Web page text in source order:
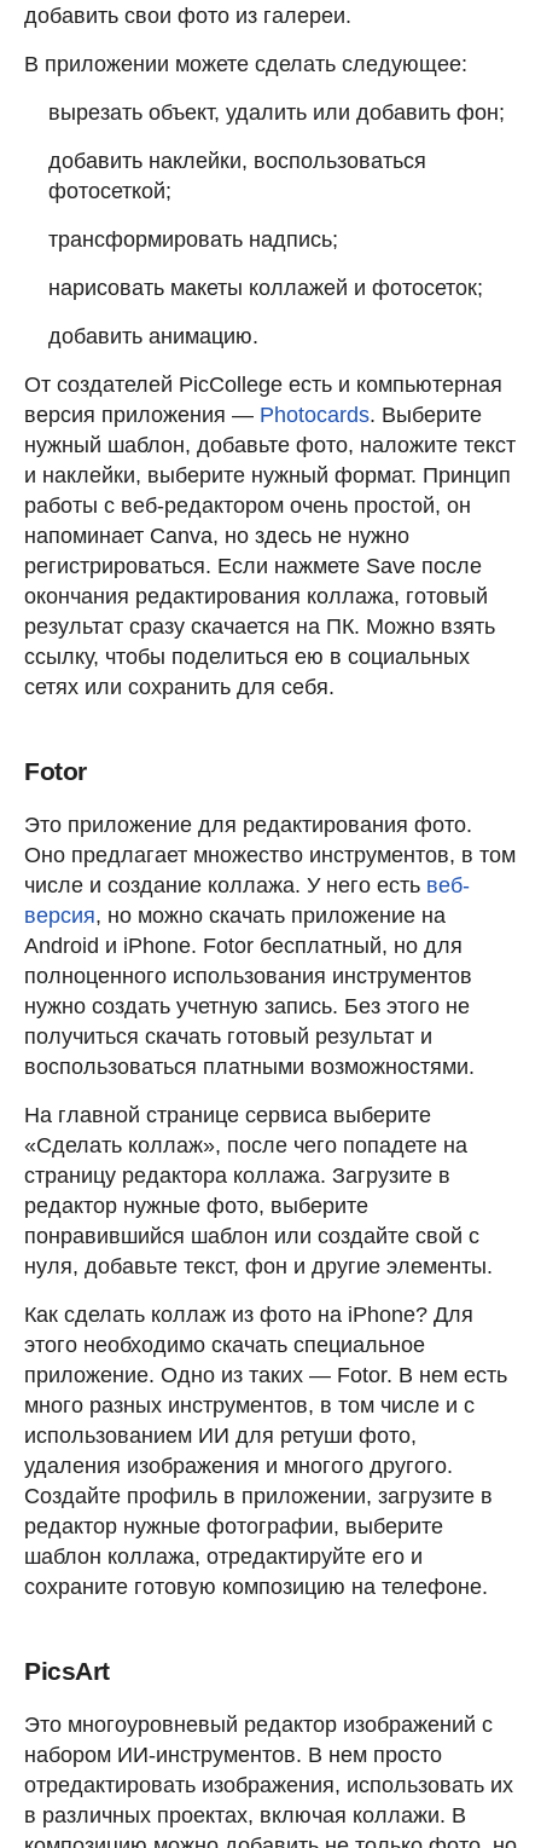
добавить свои фото из галереи.
В приложении можете сделать следующее:
вырезать объект, удалить или добавить фон;
добавить наклейки, воспользоваться
фотосеткой;
трансформировать надпись;
нарисовать макеты коллажей и фотосеток;
добавить анимацию.
От создателей PicCollege есть и компьютерная
версия приложения — Photocards. Выберите
нужный шаблон, добавьте фото, наложите текст
и наклейки, выберите нужный формат. Принцип
работы с веб-редактором очень простой, он
напоминает Canva, но здесь не нужно
регистрироваться. Если нажмете Save после
окончания редактирования коллажа, готовый
результат сразу скачается на ПК. Можно взять
ссылку, чтобы поделиться ею в социальных
сетях или сохранить для себя.
Fotor
Это приложение для редактирования фото.
Оно предлагает множество инструментов, в том
числе и создание коллажа. У него есть веб-
версия, но можно скачать приложение на
Android и iPhone. Fotor бесплатный, но для
полноценного использования инструментов
нужно создать учетную запись. Без этого не
получиться скачать готовый результат и
воспользоваться платными возможностями.
На главной странице сервиса выберите
«Сделать коллаж», после чего попадете на
страницу редактора коллажа. Загрузите в
редактор нужные фото, выберите
понравившийся шаблон или создайте свой с
нуля, добавьте текст, фон и другие элементы.
Как сделать коллаж из фото на iPhone? Для
этого необходимо скачать специальное
приложение. Одно из таких — Fotor. В нем есть
много разных инструментов, в том числе и с
использованием ИИ для ретуши фото,
удаления изображения и многого другого.
Создайте профиль в приложении, загрузите в
редактор нужные фотографии, выберите
шаблон коллажа, отредактируйте его и
сохраните готовую композицию на телефоне.
PicsArt
Это многоуровневый редактор изображений с
набором ИИ-инструментов. В нем просто
отредактировать изображения, использовать их
в различных проектах, включая коллажи. В